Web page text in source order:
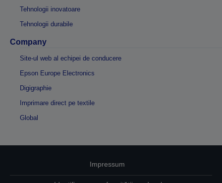
Tehnologii inovatoare
Tehnologii durabile
Company
Site-ul web al echipei de conducere
Epson Europe Electronics
Digigraphie
Imprimare direct pe textile
Global
Impressum